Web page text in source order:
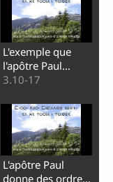
L'exemple que
l'apôtre Paul
donne à Timothée
3.10-17
L'apôtre Paul
donne des ordres